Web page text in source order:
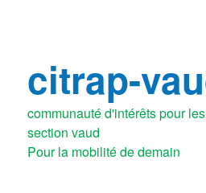
citrap-
communauté d'intérêts pour
section vaud